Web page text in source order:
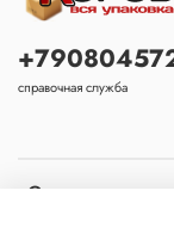
Основное
справочная служба